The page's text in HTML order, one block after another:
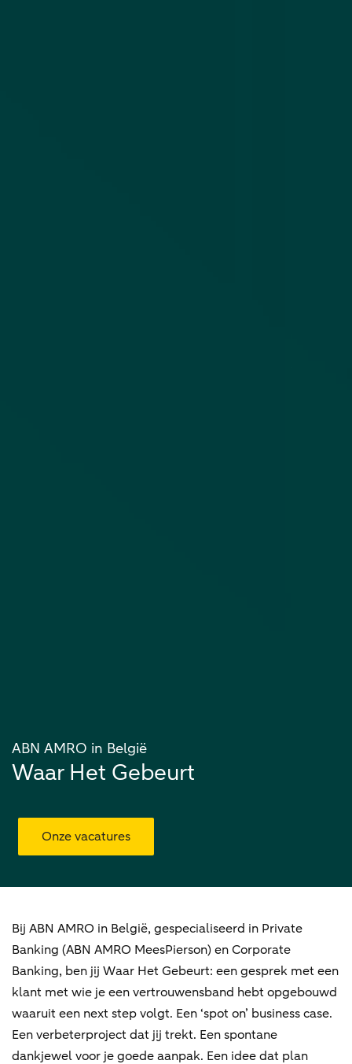
ABN AMRO in België
Waar Het Gebeurt
Onze vacatures
Bij ABN AMRO in België, gespecialiseerd in Private
Banking (ABN AMRO MeesPierson) en Corporate
Banking, ben jij Waar Het Gebeurt: een gesprek met een
klant met wie je een vertrouwensband hebt opgebouwd
waaruit een next step volgt. Een ‘spot on’ business case.
Een verbeterproject dat jij trekt. Een spontane
dankjewel voor je goede aanpak. Een idee dat plan